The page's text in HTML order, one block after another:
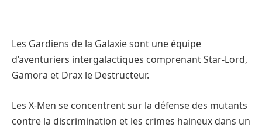
Les Gardiens de la Galaxie sont une équipe
d’aventuriers intergalactiques comprenant Star-Lord,
Gamora et Drax le Destructeur.
Les X-Men se concentrent sur la défense des mutants
contre la discrimination et les crimes haineux dans un